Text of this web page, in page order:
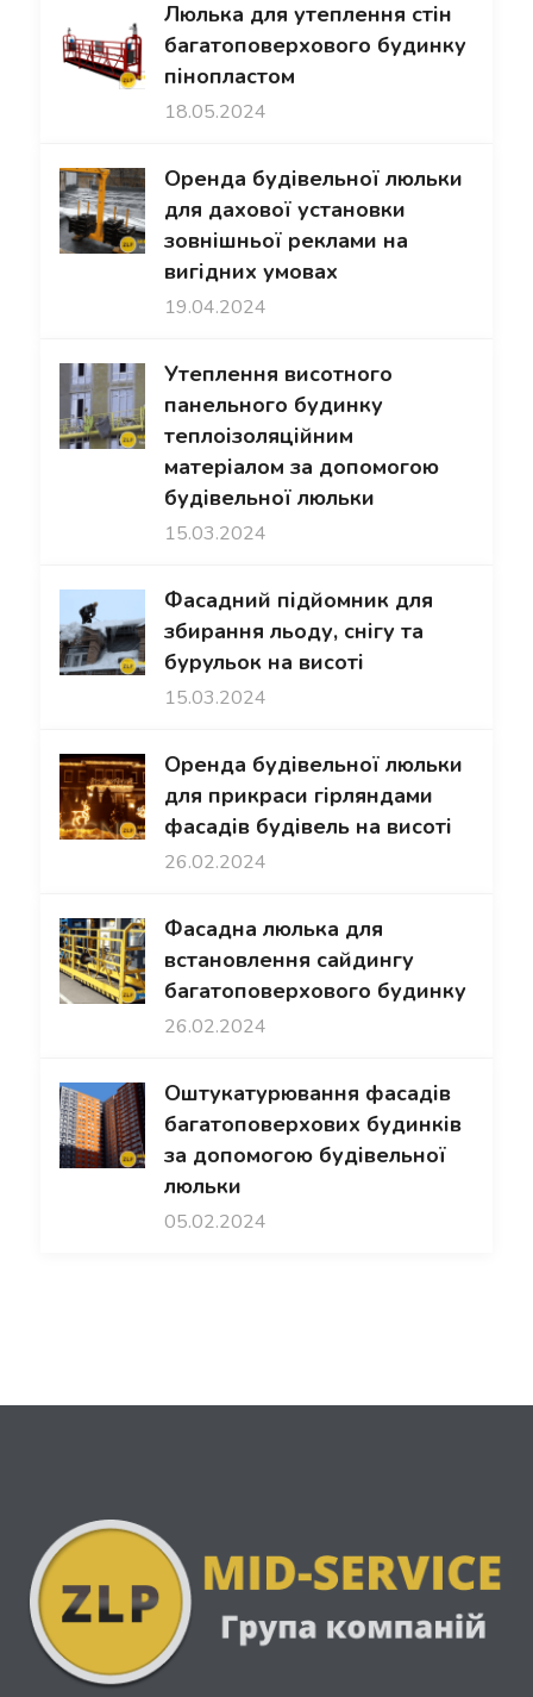
Люлька для утеплення стін
багатоповерхового будинку
пінопластом
18.05.2024
Оренда будівельної люльки
для дахової установки
зовнішньої реклами на
вигідних умовах
19.04.2024
Утеплення висотного
панельного будинку
теплоізоляційним
матеріалом за допомогою
будівельної люльки
15.03.2024
Фасадний підйомник для
збирання льоду, снігу та
бурульок на висоті
15.03.2024
Оренда будівельної люльки
для прикраси гірляндами
фасадів будівель на висоті
26.02.2024
Фасадна люлька для
встановлення сайдингу
багатоповерхового будинку
26.02.2024
Оштукатурювання фасадів
багатоповерхових будинків
за допомогою будівельної
люльки
05.02.2024